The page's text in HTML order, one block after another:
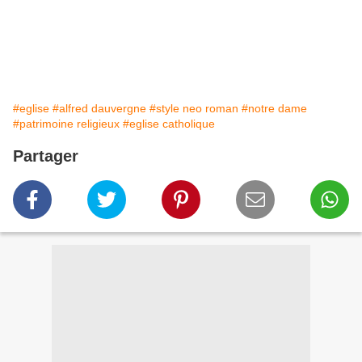
#eglise #alfred dauvergne #style neo roman #notre dame
#patrimoine religieux #eglise catholique
Partager